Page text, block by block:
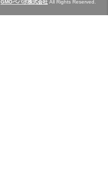
GMOペパボ株式会社 All Rights Reserved.